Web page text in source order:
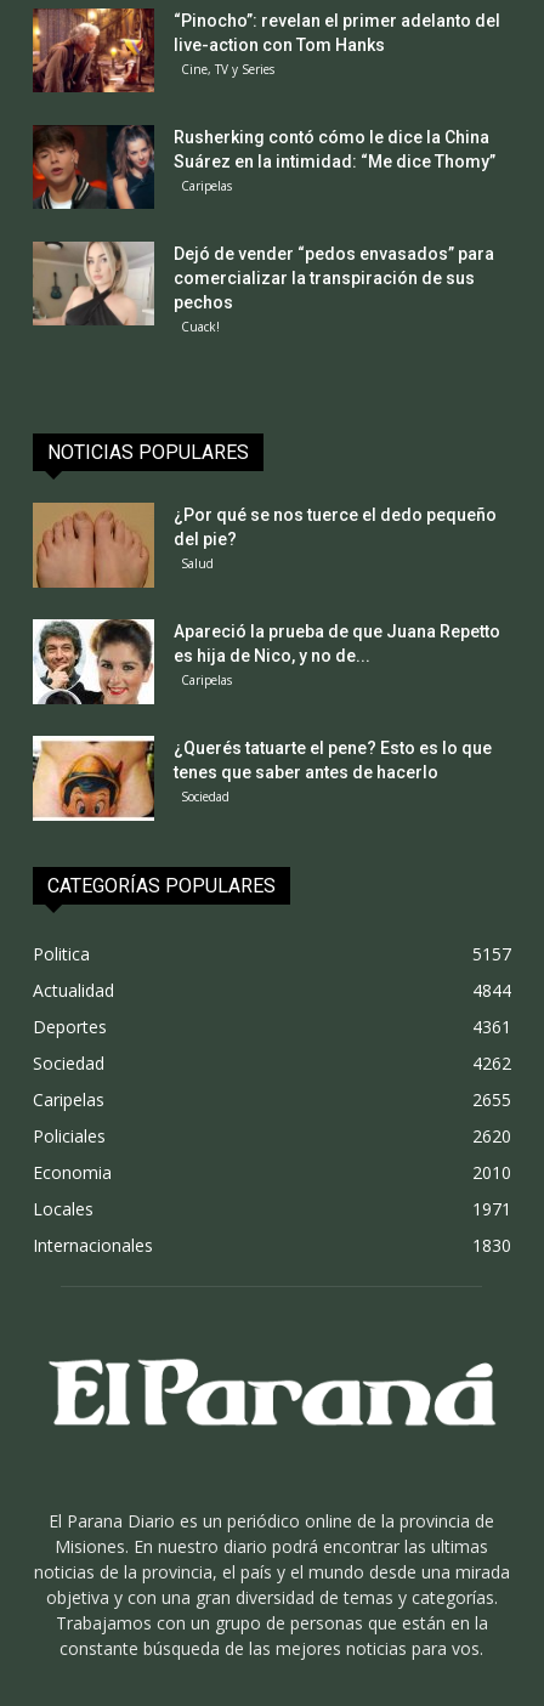
“Pinocho”: revelan el primer adelanto del
live-action con Tom Hanks
Cine, TV y Series
Rusherking contó cómo le dice la China
Suárez en la intimidad: “Me dice Thomy”
Caripelas
Dejó de vender “pedos envasados” para
comercializar la transpiración de sus
pechos
Cuack!
NOTICIAS POPULARES
¿Por qué se nos tuerce el dedo pequeño
del pie?
Salud
Apareció la prueba de que Juana Repetto
es hija de Nico, y no de...
Caripelas
¿Querés tatuarte el pene? Esto es lo que
tenes que saber antes de hacerlo
Sociedad
CATEGORÍAS POPULARES
Politica
5157
Actualidad
4844
Deportes
4361
Sociedad
4262
Caripelas
2655
Policiales
2620
Economia
2010
Locales
1971
Internacionales
1830
El Parana Diario es un periódico online de la provincia de
Misiones. En nuestro diario podrá encontrar las ultimas
noticias de la provincia, el país y el mundo desde una mirada
objetiva y con una gran diversidad de temas y categorías.
Trabajamos con un grupo de personas que están en la
constante búsqueda de las mejores noticias para vos.